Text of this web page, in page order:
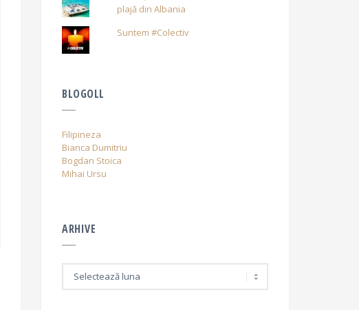
plajă din Albania
Suntem #Colectiv
BLOGOLL
Filipineza
Bianca Dumitriu
Bogdan Stoica
Mihai Ursu
ARHIVE